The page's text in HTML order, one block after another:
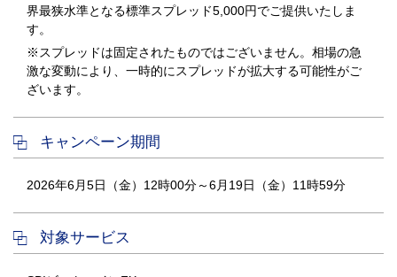
界最狭水準となる標準スプレッド5,000円でご提供いたしま
す。
※スプレッドは固定されたものではございません。相場の急
激な変動により、一時的にスプレッドが拡大する可能性がご
ざいます。
キャンペーン期間
2026年6月5日（金）12時00分～6月19日（金）11時59分
対象サービス